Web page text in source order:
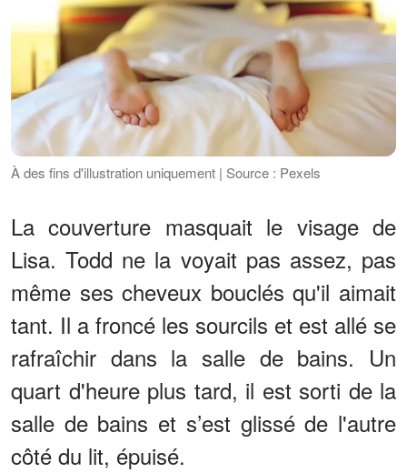
À des fins d'illustration uniquement | Source : Pexels
La couverture masquait le visage de
Lisa. Todd ne la voyait pas assez, pas
même ses cheveux bouclés qu'il aimait
tant. Il a froncé les sourcils et est allé se
rafraîchir dans la salle de bains. Un
quart d'heure plus tard, il est sorti de la
salle de bains et s’est glissé de l'autre
côté du lit, épuisé.